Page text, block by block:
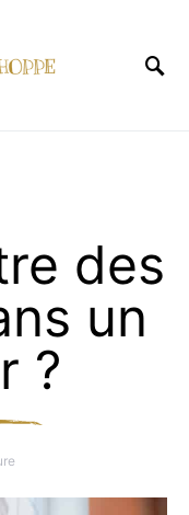
des
un
?